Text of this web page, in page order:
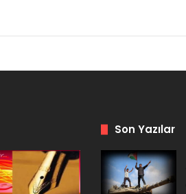
Son Yazılar